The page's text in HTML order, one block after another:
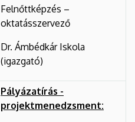
Felnőttképzés –
oktatásszervező
Dr. Ámbédkár Iskola
(igazgató)
Pályázatírás -
projektmenedzsment: